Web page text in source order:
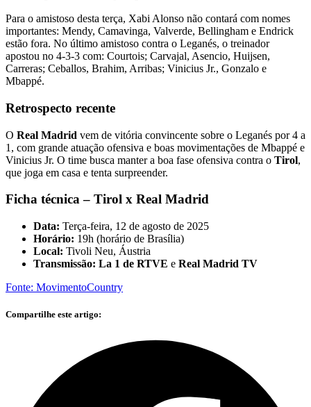
Para o amistoso desta terça, Xabi Alonso não contará com nomes
importantes: Mendy, Camavinga, Valverde, Bellingham e Endrick
estão fora. No último amistoso contra o Leganés, o treinador
apostou no 4-3-3 com: Courtois; Carvajal, Asencio, Huijsen,
Carreras; Ceballos, Brahim, Arribas; Vinicius Jr., Gonzalo e
Mbappé.
Retrospecto recente
O Real Madrid vem de vitória convincente sobre o Leganés por 4 a
1, com grande atuação ofensiva e boas movimentações de Mbappé e
Vinicius Jr. O time busca manter a boa fase ofensiva contra o Tirol,
que joga em casa e tenta surpreender.
Ficha técnica – Tirol x Real Madrid
Data: Terça-feira, 12 de agosto de 2025
Horário: 19h (horário de Brasília)
Local: Tivoli Neu, Áustria
Transmissão: La 1 de RTVE e Real Madrid TV
Fonte: MovimentoCountry
Compartilhe este artigo: